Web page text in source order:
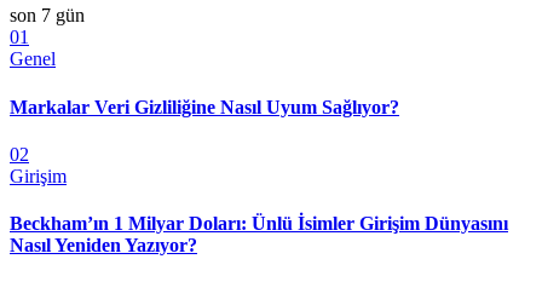
son 7 gün
01
Genel
Markalar Veri Gizliliğine Nasıl Uyum Sağlıyor?
02
Girişim
Beckham’ın 1 Milyar Doları: Ünlü İsimler Girişim Dünyasını
Nasıl Yeniden Yazıyor?